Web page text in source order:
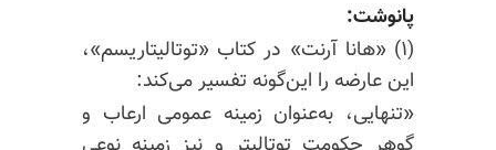
پانوشت:
(۱) «هانا آرنت» در کتاب «توتالیتاریسم»،
این عارضه را این‌گونه تفسیر می‌کند:
«تنهایی، به‌عنوان زمینه عمومی ارعاب و